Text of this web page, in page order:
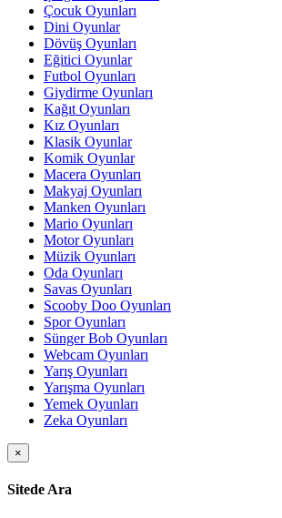
Çocuk Oyunları
Dini Oyunlar
Dövüş Oyunları
Eğitici Oyunlar
Futbol Oyunları
Giydirme Oyunları
Kağıt Oyunları
Kız Oyunları
Klasik Oyunlar
Komik Oyunlar
Macera Oyunları
Makyaj Oyunları
Manken Oyunları
Mario Oyunları
Motor Oyunları
Müzik Oyunları
Oda Oyunları
Savas Oyunları
Scooby Doo Oyunları
Spor Oyunları
Sünger Bob Oyunları
Webcam Oyunları
Yarış Oyunları
Yarışma Oyunları
Yemek Oyunları
Zeka Oyunları
×
Sitede Ara